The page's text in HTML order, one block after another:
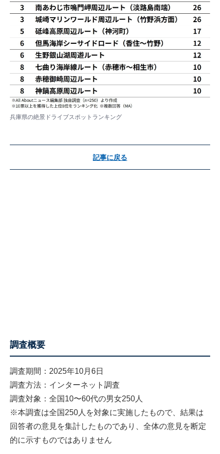
兵庫県の絶景ドライブスポットランキング
記事に戻る
調査概要
調査期間：2025年10月6日
調査方法：インターネット調査
調査対象：全国10〜60代の男女250人
※本調査は全国250人を対象に実施したもので、結果は
回答者の意見を集計したものであり、全体の意見を断定
的に示すものではありません